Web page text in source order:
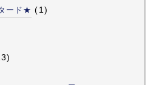
ード★ (1)